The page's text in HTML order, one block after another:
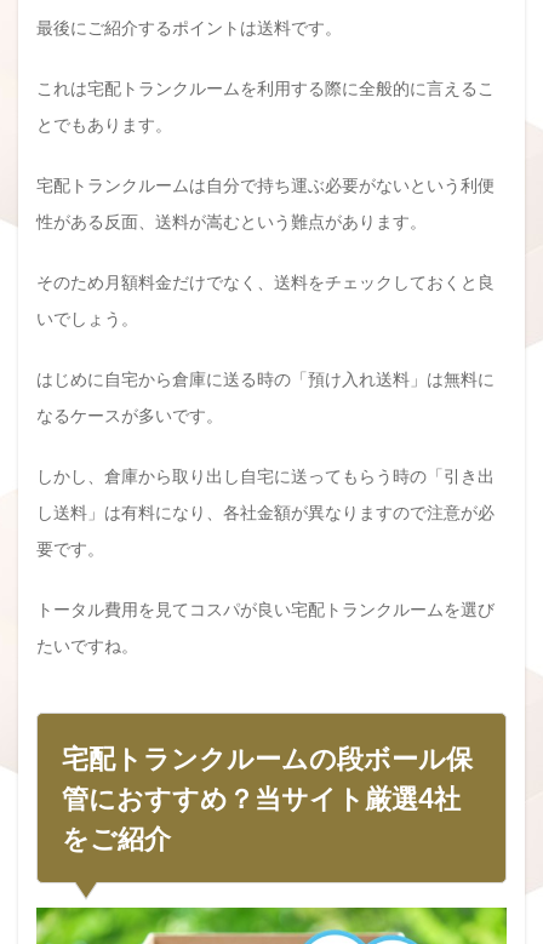
最後にご紹介するポイントは送料です。
これは宅配トランクルームを利用する際に全般的に言えるこ
とでもあります。
宅配トランクルームは自分で持ち運ぶ必要がないという利便
性がある反面、送料が嵩むという難点があります。
そのため月額料金だけでなく、送料をチェックしておくと良
いでしょう。
はじめに自宅から倉庫に送る時の「預け入れ送料」は無料に
なるケースが多いです。
しかし、倉庫から取り出し自宅に送ってもらう時の「引き出
し送料」は有料になり、各社金額が異なりますので注意が必
要です。
トータル費用を見てコスパが良い宅配トランクルームを選び
たいですね。
宅配トランクルームの段ボール保
管におすすめ？当サイト厳選4社
をご紹介